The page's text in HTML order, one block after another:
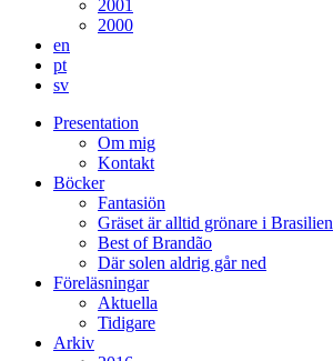
2001
2000
en
pt
sv
Presentation
Om mig
Kontakt
Böcker
Fantasiön
Gräset är alltid grönare i Brasilien
Best of Brandão
Där solen aldrig går ned
Föreläsningar
Aktuella
Tidigare
Arkiv